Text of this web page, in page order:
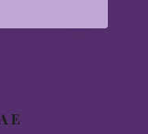
E